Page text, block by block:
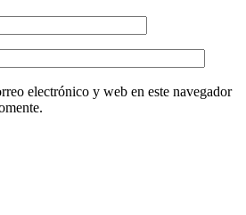
electrónico y web en este navegador